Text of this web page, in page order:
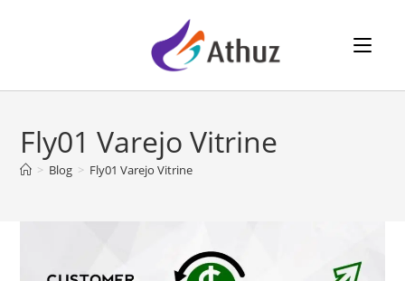
Fly01 Varejo Vitrine
> Blog > Fly01 Varejo Vitrine